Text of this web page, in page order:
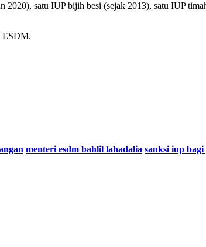
satu IUP bijih besi (sejak 2013), satu IUP
ESDM.
menteri esdm bahlil lahadalia sanksi iup